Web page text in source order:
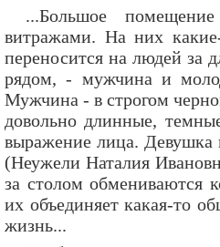
...Большое
витражами. На них
переносится на людей за
рядом, - мужчина и
Мужчина - в строгом
довольно длинные,
выражение лица. Девушка
(Неужели Наталия
за столом обмениваются
их объединяет какая-то
жизнь...